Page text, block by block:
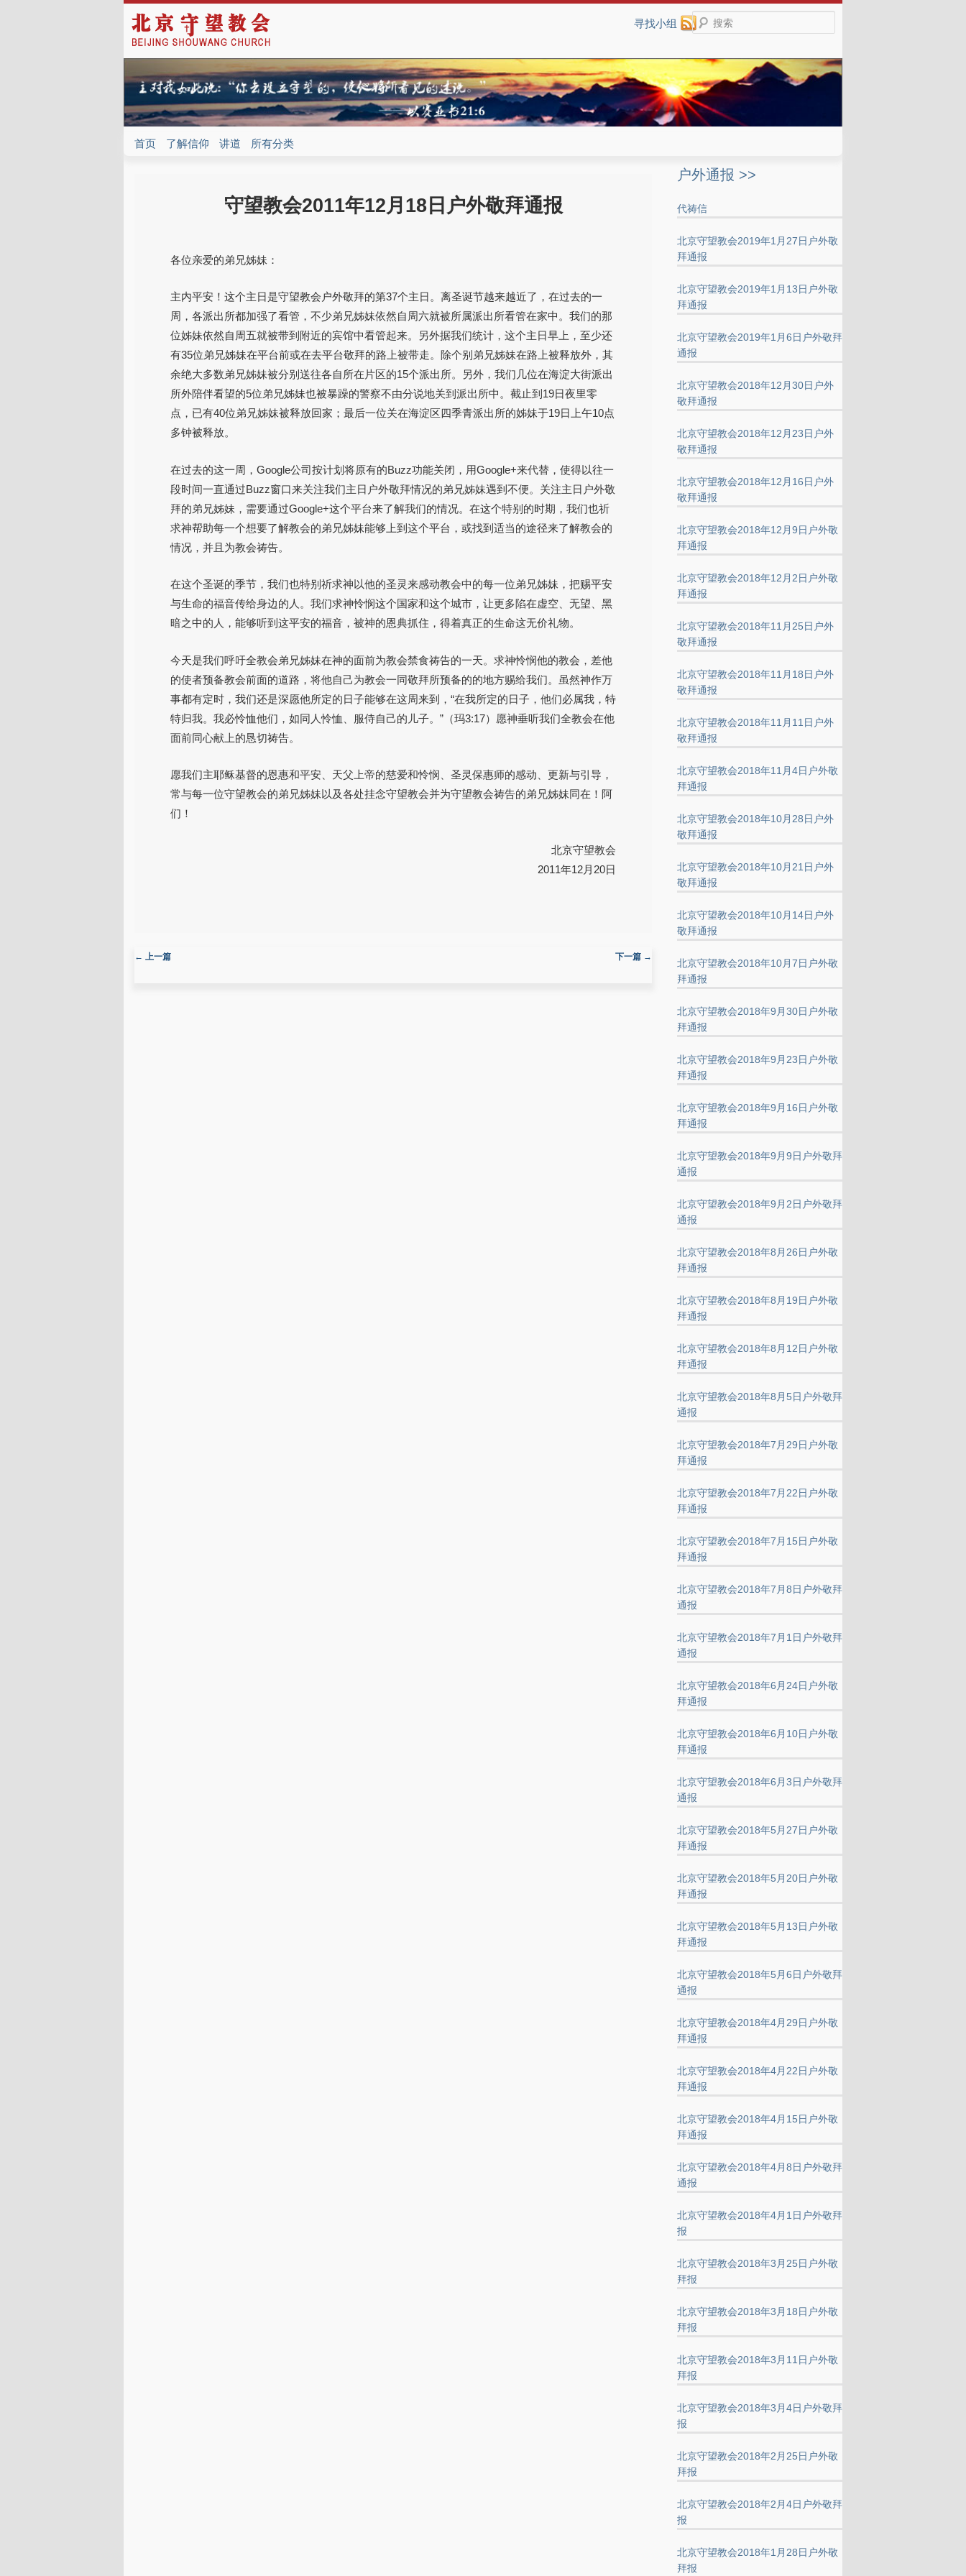
寻找小组 搜索
首页 了解信仰 讲道 所有分类
守望教会2011年12月18日户外敬拜通报
各位亲爱的弟兄姊妹：
主内平安！这个主日是守望教会户外敬拜的第37个主日。离圣诞节越来越近了，在过去的一
周，各派出所都加强了看管，不少弟兄姊妹依然自周六就被所属派出所看管在家中。我们的那
位姊妹依然自周五就被带到附近的宾馆中看管起来。另外据我们统计，这个主日早上，至少还
有35位弟兄姊妹在平台前或在去平台敬拜的路上被带走。除个别弟兄姊妹在路上被释放外，其
余绝大多数弟兄姊妹被分别送往各自所在片区的15个派出所。另外，我们几位在海淀大街派出
所外陪伴看望的5位弟兄姊妹也被暴躁的警察不由分说地关到派出所中。截止到19日夜里零
点，已有40位弟兄姊妹被释放回家；最后一位关在海淀区四季青派出所的姊妹于19日上午10点
多钟被释放。
在过去的这一周，Google公司按计划将原有的Buzz功能关闭，用Google+来代替，使得以往一
段时间一直通过Buzz窗口来关注我们主日户外敬拜情况的弟兄姊妹遇到不便。关注主日户外敬
拜的弟兄姊妹，需要通过Google+这个平台来了解我们的情况。在这个特别的时期，我们也祈
求神帮助每一个想要了解教会的弟兄姊妹能够上到这个平台，或找到适当的途径来了解教会的
情况，并且为教会祷告。
在这个圣诞的季节，我们也特别祈求神以他的圣灵来感动教会中的每一位弟兄姊妹，把赐平安
与生命的福音传给身边的人。我们求神怜悯这个国家和这个城市，让更多陷在虚空、无望、黑
暗之中的人，能够听到这平安的福音，被神的恩典抓住，得着真正的生命这无价礼物。
今天是我们呼吁全教会弟兄姊妹在神的面前为教会禁食祷告的一天。求神怜悯他的教会，差他
的使者预备教会前面的道路，将他自己为教会一同敬拜所预备的的地方赐给我们。虽然神作万
事都有定时，我们还是深愿他所定的日子能够在这周来到，“在我所定的日子，他们必属我，特
特归我。我必怜恤他们，如同人怜恤、服侍自己的儿子。”（玛3:17）愿神垂听我们全教会在他
面前同心献上的恳切祷告。
愿我们主耶稣基督的恩惠和平安、天父上帝的慈爱和怜悯、圣灵保惠师的感动、更新与引导，
常与每一位守望教会的弟兄姊妹以及各处挂念守望教会并为守望教会祷告的弟兄姊妹同在！阿
们！
北京守望教会
2011年12月20日
文章导航
← 上一篇 下一篇 →
户外通报 >>
代祷信
北京守望教会2019年1月27日户外敬
拜通报
北京守望教会2019年1月13日户外敬
拜通报
北京守望教会2019年1月6日户外敬拜
通报
北京守望教会2018年12月30日户外
敬拜通报
北京守望教会2018年12月23日户外
敬拜通报
北京守望教会2018年12月16日户外
敬拜通报
北京守望教会2018年12月9日户外敬
拜通报
北京守望教会2018年12月2日户外敬
拜通报
北京守望教会2018年11月25日户外
敬拜通报
北京守望教会2018年11月18日户外
敬拜通报
北京守望教会2018年11月11日户外
敬拜通报
北京守望教会2018年11月4日户外敬
拜通报
北京守望教会2018年10月28日户外
敬拜通报
北京守望教会2018年10月21日户外
敬拜通报
北京守望教会2018年10月14日户外
敬拜通报
北京守望教会2018年10月7日户外敬
拜通报
北京守望教会2018年9月30日户外敬
拜通报
北京守望教会2018年9月23日户外敬
拜通报
北京守望教会2018年9月16日户外敬
拜通报
北京守望教会2018年9月9日户外敬拜
通报
北京守望教会2018年9月2日户外敬拜
通报
北京守望教会2018年8月26日户外敬
拜通报
北京守望教会2018年8月19日户外敬
拜通报
北京守望教会2018年8月12日户外敬
拜通报
北京守望教会2018年8月5日户外敬拜
通报
北京守望教会2018年7月29日户外敬
拜通报
北京守望教会2018年7月22日户外敬
拜通报
北京守望教会2018年7月15日户外敬
拜通报
北京守望教会2018年7月8日户外敬拜
通报
北京守望教会2018年7月1日户外敬拜
通报
北京守望教会2018年6月24日户外敬
拜通报
北京守望教会2018年6月10日户外敬
拜通报
北京守望教会2018年6月3日户外敬拜
通报
北京守望教会2018年5月27日户外敬
拜通报
北京守望教会2018年5月20日户外敬
拜通报
北京守望教会2018年5月13日户外敬
拜通报
北京守望教会2018年5月6日户外敬拜
通报
北京守望教会2018年4月29日户外敬
拜通报
北京守望教会2018年4月22日户外敬
拜通报
北京守望教会2018年4月15日户外敬
拜通报
北京守望教会2018年4月8日户外敬拜
通报
北京守望教会2018年4月1日户外敬拜
报
北京守望教会2018年3月25日户外敬
拜报
北京守望教会2018年3月18日户外敬
拜报
北京守望教会2018年3月11日户外敬
拜报
北京守望教会2018年3月4日户外敬拜
报
北京守望教会2018年2月25日户外敬
拜报
北京守望教会2018年2月4日户外敬拜
报
北京守望教会2018年1月28日户外敬
拜报